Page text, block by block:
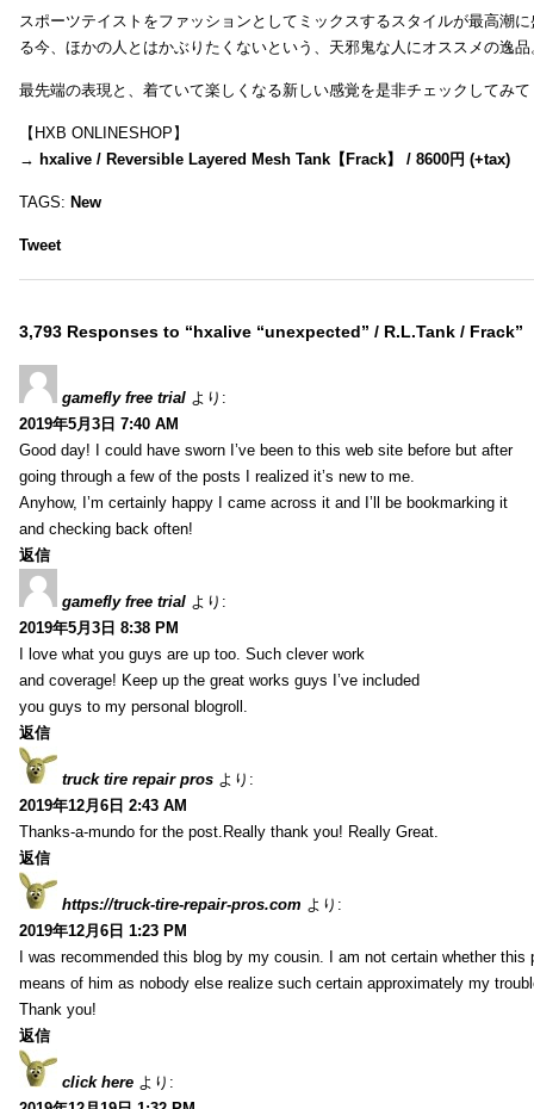
スポーツテイストをファッションとしてミックスするスタイルが最高潮
る今、ほかの人とはかぶりたくないという、天邪鬼な人にオススメの逸品
最先端の表現と、着ていて楽しくなる新しい感覚を是非チェックしてみ
【HXB ONLINESHOP】
→ hxalive / Reversible Layered Mesh Tank【Frack】 / 8600円 (+tax)
TAGS: New
Tweet
3,793 Responses to “hxalive “unexpected” / R.L.Tank / Frack”
gamefly free trial より:
2019年5月3日 7:40 AM
Good day! I could have sworn I’ve been to this web site before but after
going through a few of the posts I realized it’s new to me.
Anyhow, I’m certainly happy I came across it and I’ll be bookmarking it
and checking back often!
返信
gamefly free trial より:
2019年5月3日 8:38 PM
I love what you guys are up too. Such clever work
and coverage! Keep up the great works guys I’ve included
you guys to my personal blogroll.
返信
truck tire repair pros より:
2019年12月6日 2:43 AM
Thanks-a-mundo for the post.Really thank you! Really Great.
返信
https://truck-tire-repair-pros.com より:
2019年12月6日 1:23 PM
I was recommended this blog by my cousin. I am not certain whether this
means of him as nobody else realize such certain approximately my
Thank you!
返信
click here より: